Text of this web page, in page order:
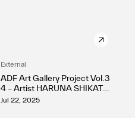
External
ADF Art Gallery Project Vol.3
4 – Artist HARUNA SHIKATA
Solo Exhibition “Overwrite”
Jul 22, 2025